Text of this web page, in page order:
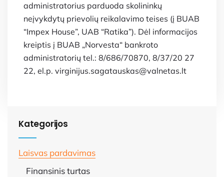
administratorius parduoda skolininkų
neįvykdytų prievolių reikalavimo teises (į BUAB
“Impex House”, UAB “Ratika”). Dėl informacijos
kreiptis į BUAB „Norvesta“ bankroto
administratorių tel.: 8/686/70870, 8/37/20 27
22, el.p. virginijus.sagatauskas@valnetas.lt
Kategorijos
Laisvas pardavimas
Finansinis turtas